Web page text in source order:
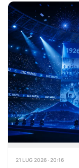
21 LUG 2026 · 20:16